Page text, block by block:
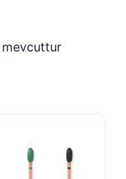
mevcuttur